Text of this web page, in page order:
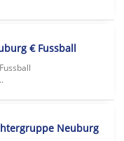
€ Fussball
Neuburg